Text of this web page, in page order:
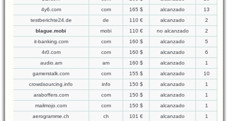
4y6.com
com 165 $ alcanzado
13
testberichte24.de
de 110 € alcanzado
2
blague.mobi
mobi 110 € no alcanzado
2
it-banking.com
com 160 $ alcanzado
5
4r0.com
com 160 $ alcanzado
6
audio.am
am 160 $ alcanzado
1
gamerstalk.com
com 155 $ alcanzado
10
crowdsourcing.info
info 150 $ alcanzado
1
araboffers.com
com 150 $ alcanzado
1
mailmojo.com
com 150 $ alcanzado
1
aerogramme.ch
ch 101 € alcanzado
1